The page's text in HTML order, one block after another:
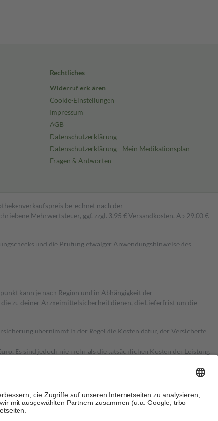
Rechtliches
Widerruf erklären
Cookie-Einstellungen
Impressum
AGB
Datenschutzerklärung
Datenschutzerklärung - Mein Medikationsplan
Fragen & Antworten
berechnet nach der
Mehrwertsteuer, ggf. zzgl. 3,95 € Versandkosten. Ab 29,00 €
und die Prüfung etwaiger Anwendungshinweise des
kann je nach Region und in Abhängigkeit der
zu deiner Arzneimittelsicherheit dienen, die Lieferfrist um die
übernimmt in der Regel die Kosten dafür, der Versicherte
Es sind jedoch nie mehr als die tatsächlichen Kosten der Leistung
Zuzahlungen an bei: